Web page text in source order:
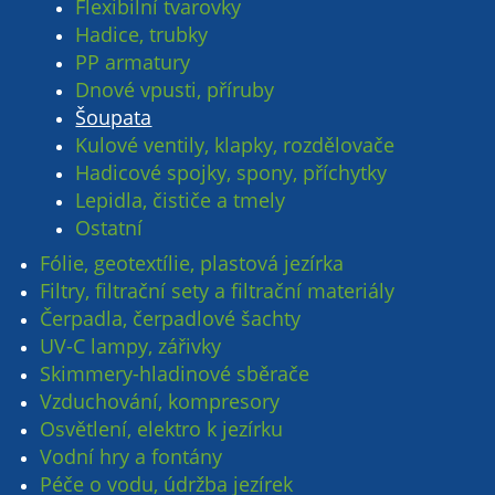
Flexibilní tvarovky
Hadice, trubky
PP armatury
Dnové vpusti, příruby
Šoupata
Kulové ventily, klapky, rozdělovače
Hadicové spojky, spony, příchytky
Lepidla, čističe a tmely
Ostatní
Fólie, geotextílie, plastová jezírka
Filtry, filtrační sety a filtrační materiály
Čerpadla, čerpadlové šachty
UV-C lampy, zářivky
Skimmery-hladinové sběrače
Vzduchování, kompresory
Osvětlení, elektro k jezírku
Vodní hry a fontány
Péče o vodu, údržba jezírek